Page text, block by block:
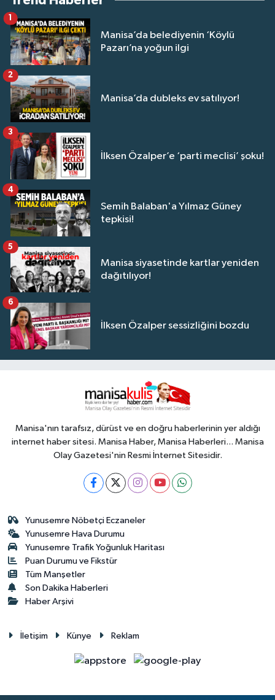
Manisa’da belediyenin ‘Köylü
Pazarı’na yoğun ilgi
1
Manisa’da dubleks ev satılıyor!
2
İlksen Özalper’e ‘parti meclisi’ şoku!
3
Semih Balaban'a Yılmaz Güney
tepkisi!
4
Manisa siyasetinde kartlar yeniden
dağıtılıyor!
5
İlksen Özalper sessizliğini bozdu
6
Manisa'nın tarafsız, dürüst ve en doğru haberlerinin yer aldığı
internet haber sitesi. Manisa Haber, Manisa Haberleri... Manisa
Olay Gazetesi'nin Resmi İnternet Sitesidir.
Yunusemre Nöbetçi Eczaneler
Yunusemre Hava Durumu
Yunusemre Trafik Yoğunluk Haritası
Puan Durumu ve Fikstür
Tüm Manşetler
Son Dakika Haberleri
Haber Arşivi
İletişim Künye Reklam